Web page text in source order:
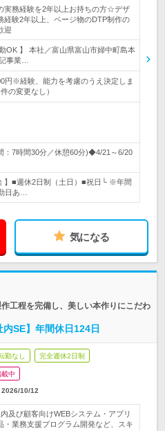
務経験を2年以上お持ちの方☆デザ
経験2年以上、ページ物のDTP制作の
迎
OK 】 本社／富山県富山市婦中町島本
事業…
円※経験、能力を考慮のうえ決定しま
の変更なし）
：7時間30分／休憩60分)◆4/21～6/20
】■週休2日制（土日）■祝日└ ※年間
日あ…
気になる
工程を完備し、美しい本作りにこだわ
SE】年間休日124日
勤なし 完全週休2日制
中
2026/10/12
及び顧客向けWEBシステム・アプリ
・業務支援プログラム開発など、スキ